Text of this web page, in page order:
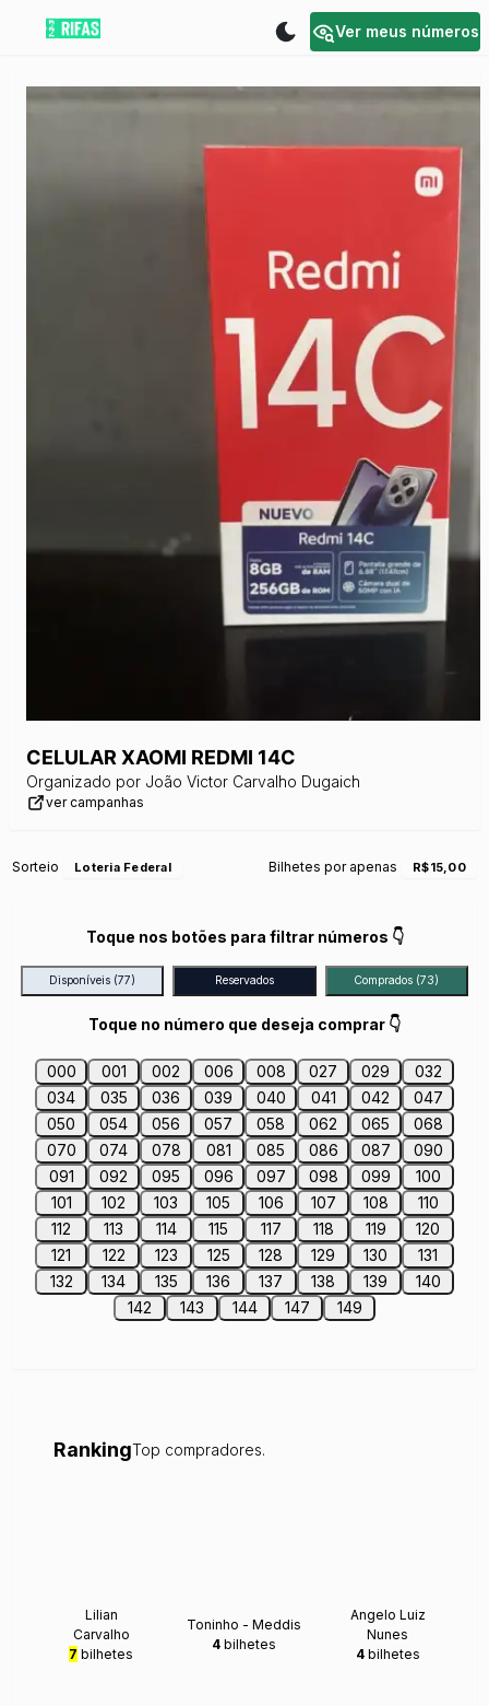
Ver meus números
CELULAR XAOMI REDMI 14C
Organizado por João Victor Carvalho Dugaich
ver campanhas
Sorteio Loteria Federal Bilhetes por apenas R$15,00
Toque nos botões para filtrar números 👇
Disponíveis (77) Reservados Comprados (73)
Toque no número que deseja comprar 👇
000 001 002 006 008 027 029
032
034
035 036 039 040 041 042
047
050
054 056 057 058 062 065
068
070
074 078 081 085 086 087
090
091
092 095 096 097 098 099
100
101
102 103 105 106 107 108
110
112
113 114 115 117 118 119
120
121
122 123 125 128 129 130
131
132
134 135 136 137 138 139
140
142
143 144 147 149
RankingTop compradores.
Lilian
Carvalho
7 bilhetes
Toninho - Meddis
4 bilhetes
Angelo Luiz
Nunes
4bilhetes